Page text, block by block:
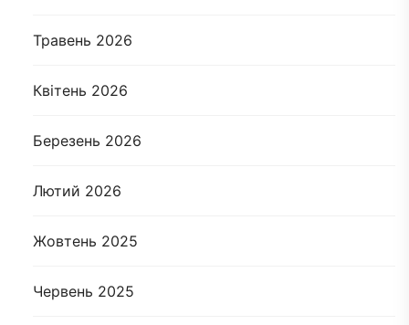
Травень 2026
Квітень 2026
Березень 2026
Лютий 2026
Жовтень 2025
Червень 2025